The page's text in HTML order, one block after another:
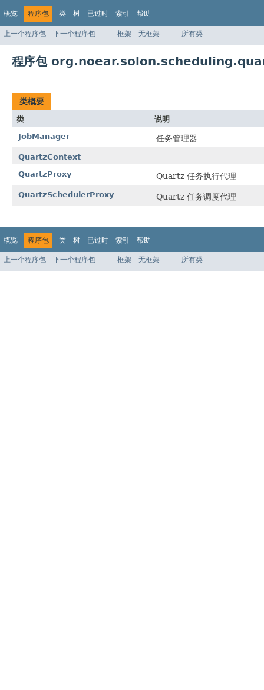
概览 程序包 类 树 已过时 索引 帮助
上一个程序包 下一个程序包 框架 无框架 所有类
程序包
类概要
类
说明
JobManager
任务管理器
QuartzContext
QuartzProxy
Quartz 任务执行代理
QuartzSchedulerProxy Quartz 任务调度代理
概览 程序包 类 树 已过时 索引 帮助
上一个程序包 下一个程序包 框架 无框架 所有类